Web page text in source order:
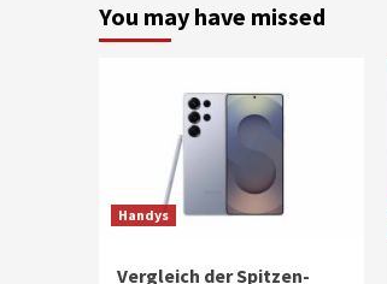
You may have missed
Handys
Vergleich der Spitzen-